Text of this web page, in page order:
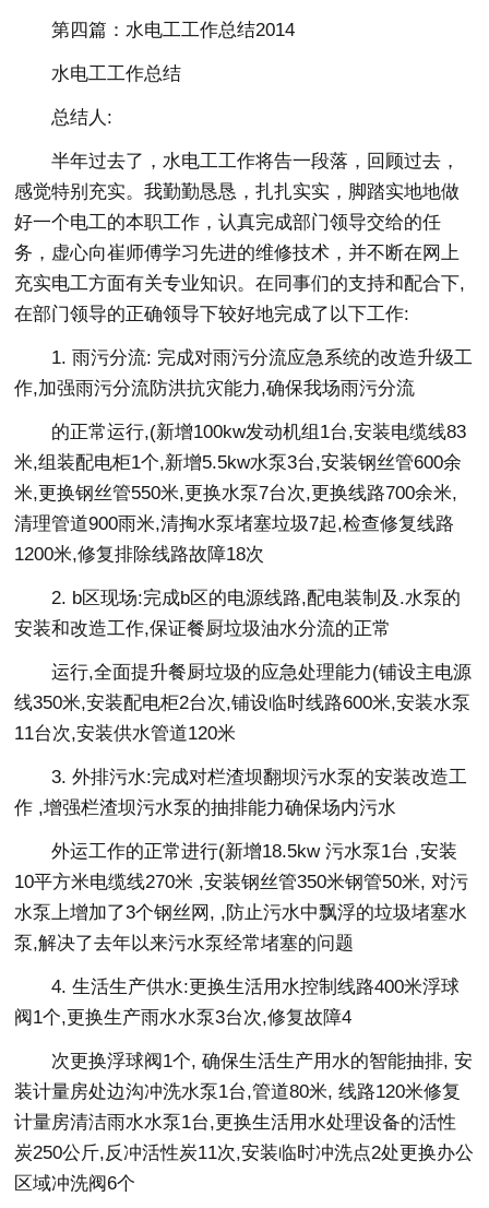
第四篇：水电工工作总结2014
水电工工作总结
总结人:
半年过去了，水电工工作将告一段落，回顾过去，
感觉特别充实。我勤勤恳恳，扎扎实实，脚踏实地地做
好一个电工的本职工作，认真完成部门领导交给的任
务，虚心向崔师傅学习先进的维修技术，并不断在网上
充实电工方面有关专业知识。在同事们的支持和配合下,
在部门领导的正确领导下较好地完成了以下工作:
1. 雨污分流: 完成对雨污分流应急系统的改造升级工
作,加强雨污分流防洪抗灾能力,确保我场雨污分流
的正常运行,(新增100kw发动机组1台,安装电缆线83
米,组装配电柜1个,新增5.5kw水泵3台,安装钢丝管600余
米,更换钢丝管550米,更换水泵7台次,更换线路700余米,
清理管道900雨米,清掏水泵堵塞垃圾7起,检查修复线路
1200米,修复排除线路故障18次
2. b区现场:完成b区的电源线路,配电装制及.水泵的
安装和改造工作,保证餐厨垃圾油水分流的正常
运行,全面提升餐厨垃圾的应急处理能力(铺设主电源
线350米,安装配电柜2台次,铺设临时线路600米,安装水泵
11台次,安装供水管道120米
3. 外排污水:完成对栏渣坝翻坝污水泵的安装改造工
作 ,增强栏渣坝污水泵的抽排能力确保场内污水
外运工作的正常进行(新增18.5kw 污水泵1台 ,安装
10平方米电缆线270米 ,安装钢丝管350米钢管50米, 对污
水泵上增加了3个钢丝网, ,防止污水中飘浮的垃圾堵塞水
泵,解决了去年以来污水泵经常堵塞的问题
4. 生活生产供水:更换生活用水控制线路400米浮球
阀1个,更换生产雨水水泵3台次,修复故障4
次更换浮球阀1个, 确保生活生产用水的智能抽排, 安
装计量房处边沟冲洗水泵1台,管道80米, 线路120米修复
计量房清洁雨水水泵1台,更换生活用水处理设备的活性
炭250公斤,反冲活性炭11次,安装临时冲洗点2处更换办公
区域冲洗阀6个